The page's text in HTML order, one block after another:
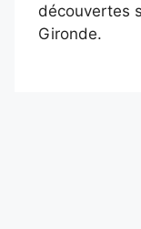
découvertes
Gironde.